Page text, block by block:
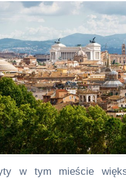
w tym mieście